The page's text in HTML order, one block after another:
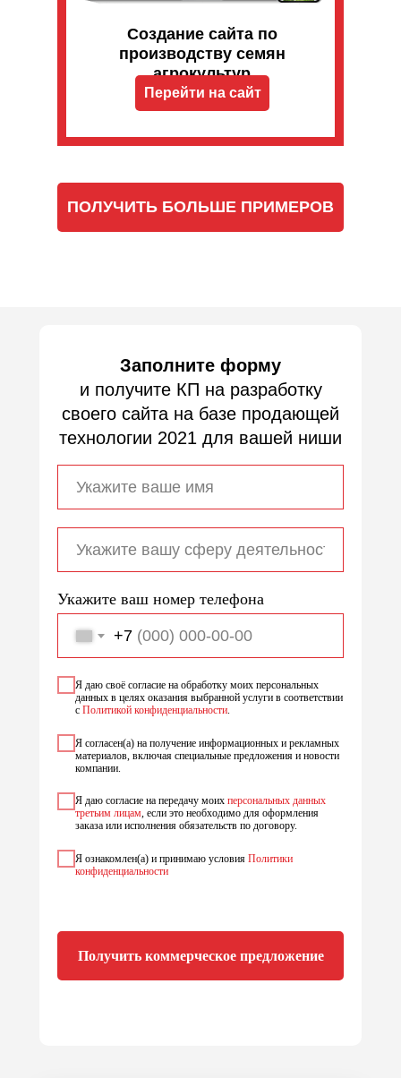
Создание сайта по
производству семян
агрокультур
Перейти на сайт
ПОЛУЧИТЬ БОЛЬШЕ ПРИМЕРОВ
Укажите ваш номер телефона
+7
Я даю своё согласие на обработку моих персональных
данных в целях оказания выбранной услуги в соответствии
с Политикой конфиденциальности
Я согласен(а) на получение информационных и рекламных
материалов, включая специальные предложения и новости
компании.
Я даю согласие на передачу моих персональных данных
третьим лицам, если это необходимо для оформления
заказа или исполнения обязательств по договору.
Я ознакомлен(а) и принимаю условия Политики
конфиденциальности
Получить коммерческое предложение
Заполните форму
и получите КП на разработку
своего сайта на базе продающей
технологии 2021 для вашей ниши